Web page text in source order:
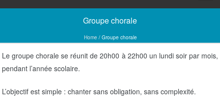
o
l
e
Groupe chorale
Home / Groupe chorale
Le groupe chorale se réunit de 20h00 à 22h00 un lundi soir par mois,
pendant l’année scolaire.
L’objectif est simple : chanter sans obligation, sans complexité.